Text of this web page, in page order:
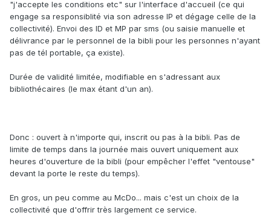
"j'accepte les conditions etc" sur l'interface d'accueil (ce qui
engage sa responsiblité via son adresse IP et dégage celle de la
collectivité). Envoi des ID et MP par sms (ou saisie manuelle et
délivrance par le personnel de la bibli pour les personnes n'ayant
pas de tél portable, ça existe).
Durée de validité limitée, modifiable en s'adressant aux
bibliothécaires (le max étant d'un an).
Donc : ouvert à n'importe qui, inscrit ou pas à la bibli. Pas de
limite de temps dans la journée mais ouvert uniquement aux
heures d'ouverture de la bibli (pour empêcher l'effet "ventouse"
devant la porte le reste du temps).
En gros, un peu comme au McDo... mais c'est un choix de la
collectivité que d'offrir très largement ce service.